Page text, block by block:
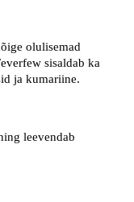
olulisemad
sisaldab ka
ja kumariine.
leevendab